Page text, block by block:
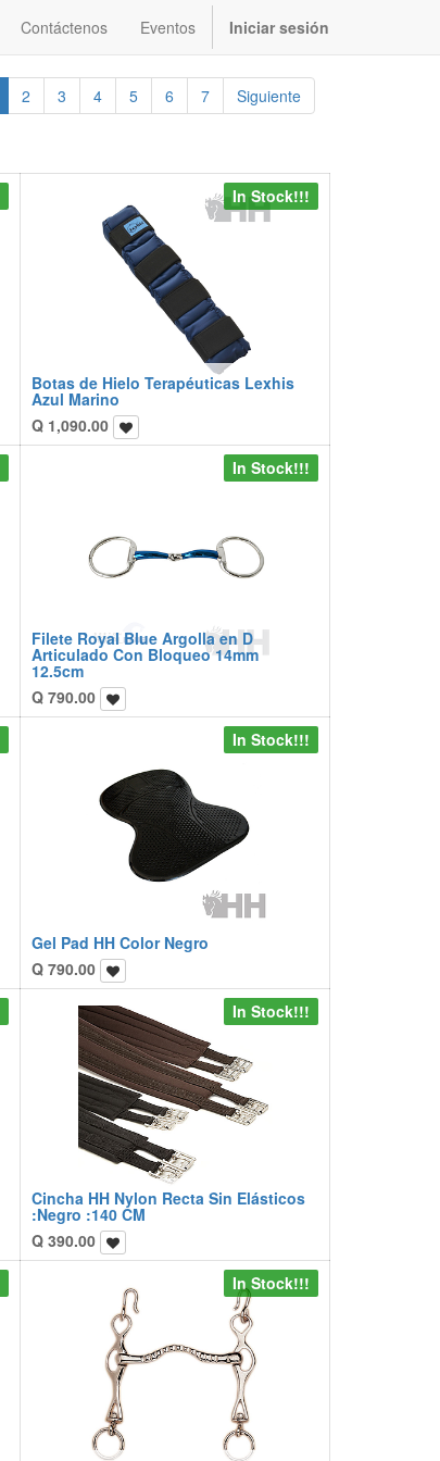
Contáctenos Eventos Iniciar sesión
2 3 4 5 6 7 Siguiente
Botas de Hielo Terapéuticas Lexhis
Azul Marino
Q 1,090.00
In Stock!!!
Filete Royal Blue Argolla en D
Articulado Con Bloqueo 14mm
12.5cm
Q 790.00
In Stock!!!
Gel Pad HH Color Negro
Q 790.00
In Stock!!!
Cincha HH Nylon Recta Sin Elásticos
:Negro :140 CM
Q 390.00
In Stock!!!
In Stock!!!